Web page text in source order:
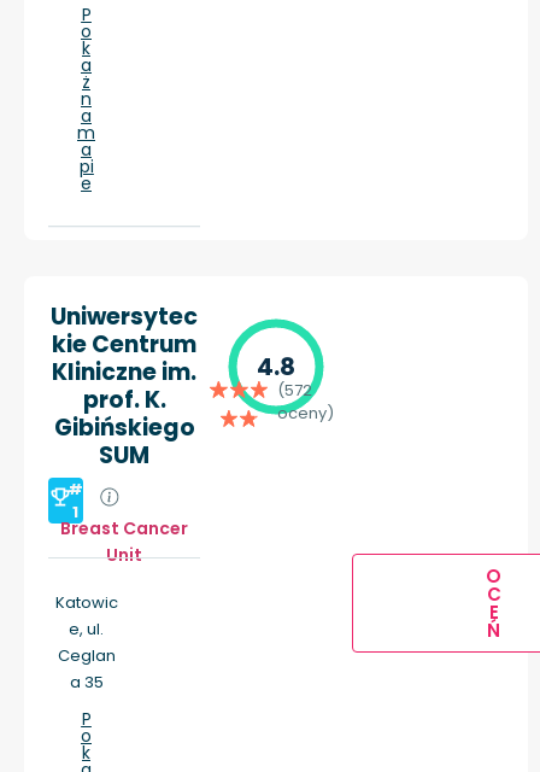
P
o
k
a
ż
n
a
m
a
pi
e
Uniwersytec
kie Centrum
Kliniczne im.
prof. K.
Gibińskiego
SUM
#
1
Breast Cancer
Unit
Katowic
e, ul.
Ceglan
a 35
P
o
k
4.8
(572
oceny)
O
C
E
Ń